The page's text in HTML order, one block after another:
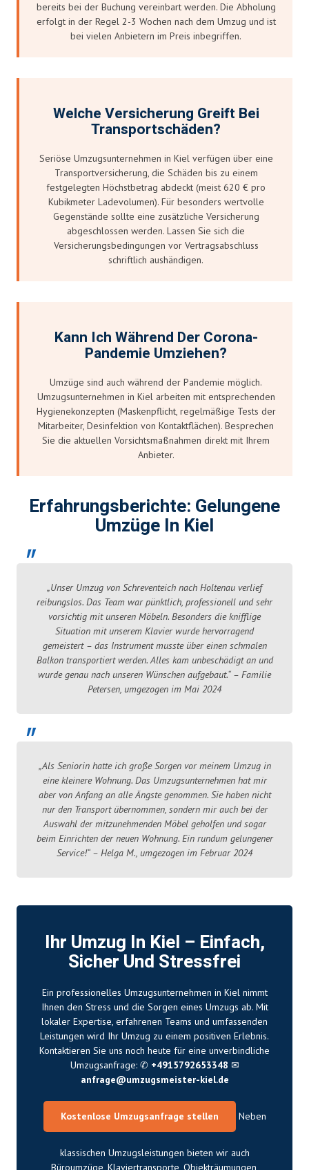
bereits bei der Buchung vereinbart werden. Die Abholung
erfolgt in der Regel 2-3 Wochen nach dem Umzug und ist
bei vielen Anbietern im Preis inbegriffen.
Welche Versicherung Greift Bei
Transportschäden?
Seriöse Umzugsunternehmen in Kiel verfügen über eine
Transportversicherung, die Schäden bis zu einem
festgelegten Höchstbetrag abdeckt (meist 620 € pro
Kubikmeter Ladevolumen). Für besonders wertvolle
Gegenstände sollte eine zusätzliche Versicherung
abgeschlossen werden. Lassen Sie sich die
Versicherungsbedingungen vor Vertragsabschluss
schriftlich aushändigen.
Kann Ich Während Der Corona-
Pandemie Umziehen?
Umzüge sind auch während der Pandemie möglich.
Umzugsunternehmen in Kiel arbeiten mit entsprechenden
Hygienekonzepten (Maskenpflicht, regelmäßige Tests der
Mitarbeiter, Desinfektion von Kontaktflächen). Besprechen
Sie die aktuellen Vorsichtsmaßnahmen direkt mit Ihrem
Anbieter.
Erfahrungsberichte: Gelungene
Umzüge In Kiel
„Unser Umzug von Schreventeich nach Holtenau verlief
reibungslos. Das Team war pünktlich, professionell und sehr
vorsichtig mit unseren Möbeln. Besonders die knifflige
Situation mit unserem Klavier wurde hervorragend
gemeistert – das Instrument musste über einen schmalen
Balkon transportiert werden. Alles kam unbeschädigt an und
wurde genau nach unseren Wünschen aufgebaut.“ – Familie
Petersen, umgezogen im Mai 2024
„Als Seniorin hatte ich große Sorgen vor meinem Umzug in
eine kleinere Wohnung. Das Umzugsunternehmen hat mir
aber von Anfang an alle Ängste genommen. Sie haben nicht
nur den Transport übernommen, sondern mir auch bei der
Auswahl der mitzunehmenden Möbel geholfen und sogar
beim Einrichten der neuen Wohnung. Ein rundum gelungener
Service!“ – Helga M., umgezogen im Februar 2024
Ihr Umzug In Kiel – Einfach,
Sicher Und Stressfrei
Ein professionelles Umzugsunternehmen in Kiel nimmt
Ihnen den Stress und die Sorgen eines Umzugs ab. Mit
lokaler Expertise, erfahrenen Teams und umfassenden
Leistungen wird Ihr Umzug zu einem positiven Erlebnis.
Kontaktieren Sie uns noch heute für eine unverbindliche
Umzugsanfrage: ✆ +4915792653348 ✉
anfrage@umzugsmeister-kiel.de
Kostenlose Umzugsanfrage stellen Neben
klassischen Umzugsleistungen bieten wir auch
Büroumzüge, Klaviertransporte, Objekträumungen,